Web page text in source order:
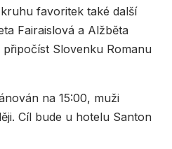
favoritek také další
Fairaislová a Alžběta
Slovenku Romanu
na 15:00, muži
Cíl bude u hotelu Santon